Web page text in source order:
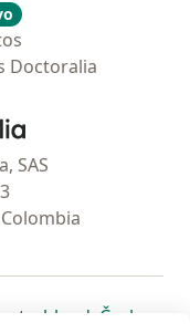
Doctoralia
- Página de inicio
SAS
pestaña
una nueva pestaña
abre en una nueva
se abre en
Česko